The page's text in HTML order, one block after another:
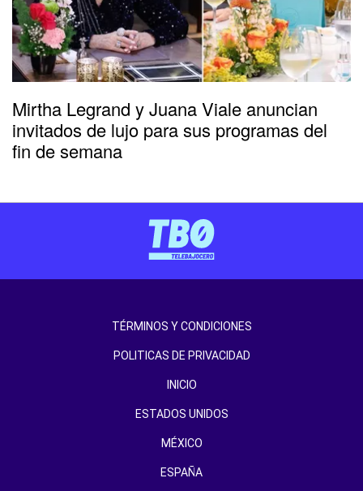
Mirtha Legrand y Juana Viale anuncian
invitados de lujo para sus programas del
fin de semana
TÉRMINOS Y CONDICIONES
POLITICAS DE PRIVACIDAD
INICIO
ESTADOS UNIDOS
MÉXICO
ESPAÑA